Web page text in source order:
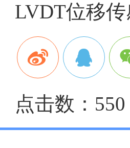
LVDT位移
点击数：